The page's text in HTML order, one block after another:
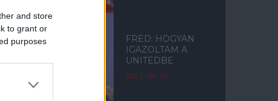
and store
to grant or
purposes
FRED: HOGYAN
IGAZOLTAM A
UNITEDBE
2023. ápr. 26.